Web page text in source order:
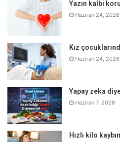
Yazın kalbi
Haziran 24, 2026
Kız
Haziran 24, 2026
Yapay zeka
Haziran 7, 2026
Hızlı kilo